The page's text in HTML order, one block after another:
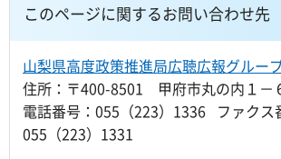
このページに関するお問い合わせ先
山梨県高度政策推進局広聴広報グルー
住所：〒400-8501 甲府市丸の内１－
電話番号：055（223）1336 ファクス
055（223）1331